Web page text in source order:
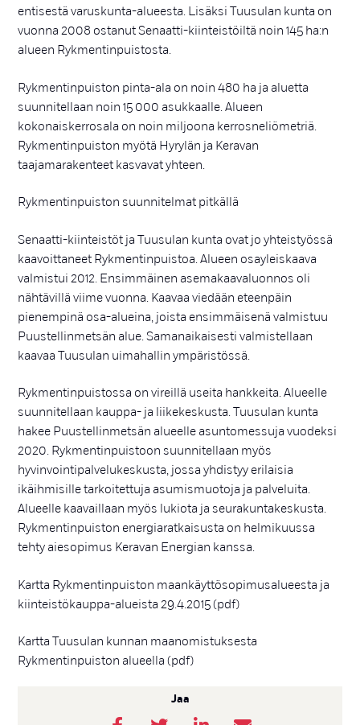
entisestä varuskunta-alueesta. Lisäksi Tuusulan kunta on
vuonna 2008 ostanut Senaatti-kiinteistöiltä noin 145 ha:n
alueen Rykmentinpuistosta.
Rykmentinpuiston pinta-ala on noin 480 ha ja aluetta
suunnitellaan noin 15 000 asukkaalle. Alueen
kokonaiskerrosala on noin miljoona kerrosneliömetriä.
Rykmentinpuiston myötä Hyrylän ja Keravan
taajamarakenteet kasvavat yhteen.
Rykmentinpuiston suunnitelmat pitkällä
Senaatti-kiinteistöt ja Tuusulan kunta ovat jo yhteistyössä
kaavoittaneet Rykmentinpuistoa. Alueen osayleiskaava
valmistui 2012. Ensimmäinen asemakaavaluonnos oli
nähtävillä viime vuonna. Kaavaa viedään eteenpäin
pienempinä osa-alueina, joista ensimmäisenä valmistuu
Puustellinmetsän alue. Samanaikaisesti valmistellaan
kaavaa Tuusulan uimahallin ympäristössä.
Rykmentinpuistossa on vireillä useita hankkeita. Alueelle
suunnitellaan kauppa- ja liikekeskusta. Tuusulan kunta
hakee Puustellinmetsän alueelle asuntomessuja vuodeksi
2020. Rykmentinpuistoon suunnitellaan myös
hyvinvointipalvelukeskusta, jossa yhdistyy erilaisia
ikäihmisille tarkoitettuja asumismuotoja ja palveluita.
Alueelle kaavaillaan myös lukiota ja seurakuntakeskusta.
Rykmentinpuiston energiaratkaisusta on helmikuussa
tehty aiesopimus Keravan Energian kanssa.
Kartta Rykmentinpuiston maankäyttösopimusalueesta ja
kiinteistökauppa-alueista 29.4.2015 (pdf)
Kartta Tuusulan kunnan maanomistuksesta
Rykmentinpuiston alueella (pdf)
Jaa